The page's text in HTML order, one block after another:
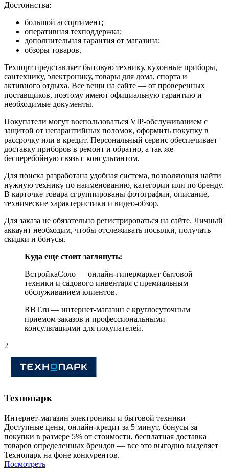
Достоинства:
большой ассортимент;
оперативная техподдержка;
дополнительная гарантия от магазина;
обзоры товаров.
Техпорт представляет бытовую технику, кухонные приборы,
сантехнику, электронику, товары для дома, спорта и
активного отдыха. Все вещи на сайте — от проверенных
поставщиков, поэтому имеют официальную гарантию и
необходимые документы.
Покупатели могут воспользоваться VIP-обслуживанием с
защитой от негарантийных поломок, оформить покупку в
рассрочку или в кредит. Персональный сервис обеспечивает
доставку приборов в ремонт и обратно, а так же
бесперебойную связь с консультантом.
Для поиска разработана удобная система, позволяющая найти
нужную технику по наименованию, категории или по бренду.
В карточке товара сгруппированы фотографии, описание,
технические характеристики и видео-обзор.
Для заказа не обязательно регистрироваться на сайте. Личный
аккаунт необходим, чтобы отслеживать посылки, получать
скидки и бонусы.
Куда еще стоит заглянуть:
ВстройкаСоло — онлайн-гипермаркет бытовой
техники и садового инвентаря с премиальным
обслуживанием клиентов.
RBT.ru — интернет-магазин с круглосуточным
приемом заказов и профессиональными
консультациями для покупателей.
2
Технопарк
Интернет-магазин электроники и бытовой техники
Доступные цены, онлайн-кредит за 5 минут, бонусы за
покупки в размере 5% от стоимости, бесплатная доставка
товаров определенных брендов — все это выгодно выделяет
Технопарк на фоне конкурентов.
Посмотреть